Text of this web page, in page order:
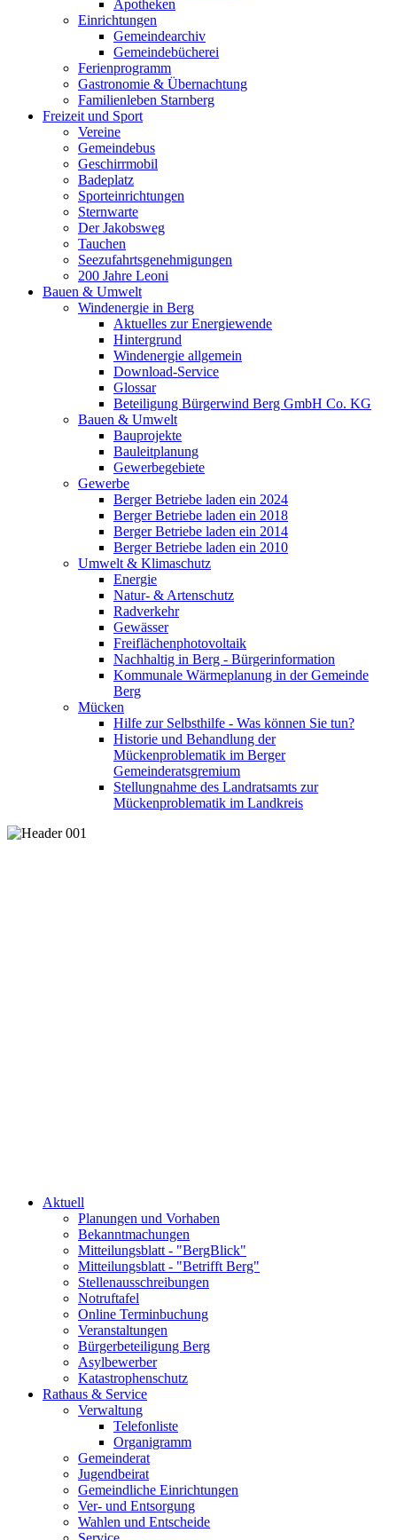
Apotheken
Einrichtungen
Gemeindearchiv
Gemeindebücherei
Ferienprogramm
Gastronomie & Übernachtung
Familienleben Starnberg
Freizeit und Sport
Vereine
Gemeindebus
Geschirrmobil
Badeplatz
Sporteinrichtungen
Sternwarte
Der Jakobsweg
Tauchen
Seezufahrtsgenehmigungen
200 Jahre Leoni
Bauen & Umwelt
Windenergie in Berg
Aktuelles zur Energiewende
Hintergrund
Windenergie allgemein
Download-Service
Glossar
Beteiligung Bürgerwind Berg GmbH Co. KG
Bauen & Umwelt
Bauprojekte
Bauleitplanung
Gewerbegebiete
Gewerbe
Berger Betriebe laden ein 2024
Berger Betriebe laden ein 2018
Berger Betriebe laden ein 2014
Berger Betriebe laden ein 2010
Umwelt & Klimaschutz
Energie
Natur- & Artenschutz
Radverkehr
Gewässer
Freiflächenphotovoltaik
Nachhaltig in Berg - Bürgerinformation
Kommunale Wärmeplanung in der Gemeinde
Berg
Mücken
Hilfe zur Selbsthilfe - Was können Sie tun?
Historie und Behandlung der
Mückenproblematik im Berger
Gemeinderatsgremium
Stellungnahme des Landratsamts zur
Mückenproblematik im Landkreis
Aktuell
Planungen und Vorhaben
Bekanntmachungen
Mitteilungsblatt - "BergBlick"
Mitteilungsblatt - "Betrifft Berg"
Stellenausschreibungen
Notruftafel
Online Terminbuchung
Veranstaltungen
Bürgerbeteiligung Berg
Asylbewerber
Katastrophenschutz
Rathaus & Service
Verwaltung
Telefonliste
Organigramm
Gemeinderat
Jugendbeirat
Gemeindliche Einrichtungen
Ver- und Entsorgung
Wahlen und Entscheide